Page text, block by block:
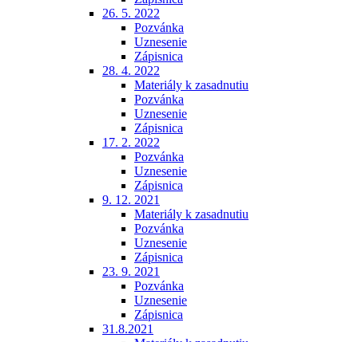
26. 5. 2022
Pozvánka
Uznesenie
Zápisnica
28. 4. 2022
Materiály k zasadnutiu
Pozvánka
Uznesenie
Zápisnica
17. 2. 2022
Pozvánka
Uznesenie
Zápisnica
9. 12. 2021
Materiály k zasadnutiu
Pozvánka
Uznesenie
Zápisnica
23. 9. 2021
Pozvánka
Uznesenie
Zápisnica
31.8.2021